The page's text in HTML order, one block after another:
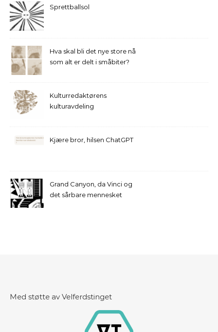
Sprettballsol
Hva skal bli det nye store nå
som alt er delt i småbiter?
Kulturredaktørens
kulturavdeling
Kjære bror, hilsen ChatGPT
Grand Canyon, da Vinci og
det sårbare mennesket
Med støtte av Velferdstinget